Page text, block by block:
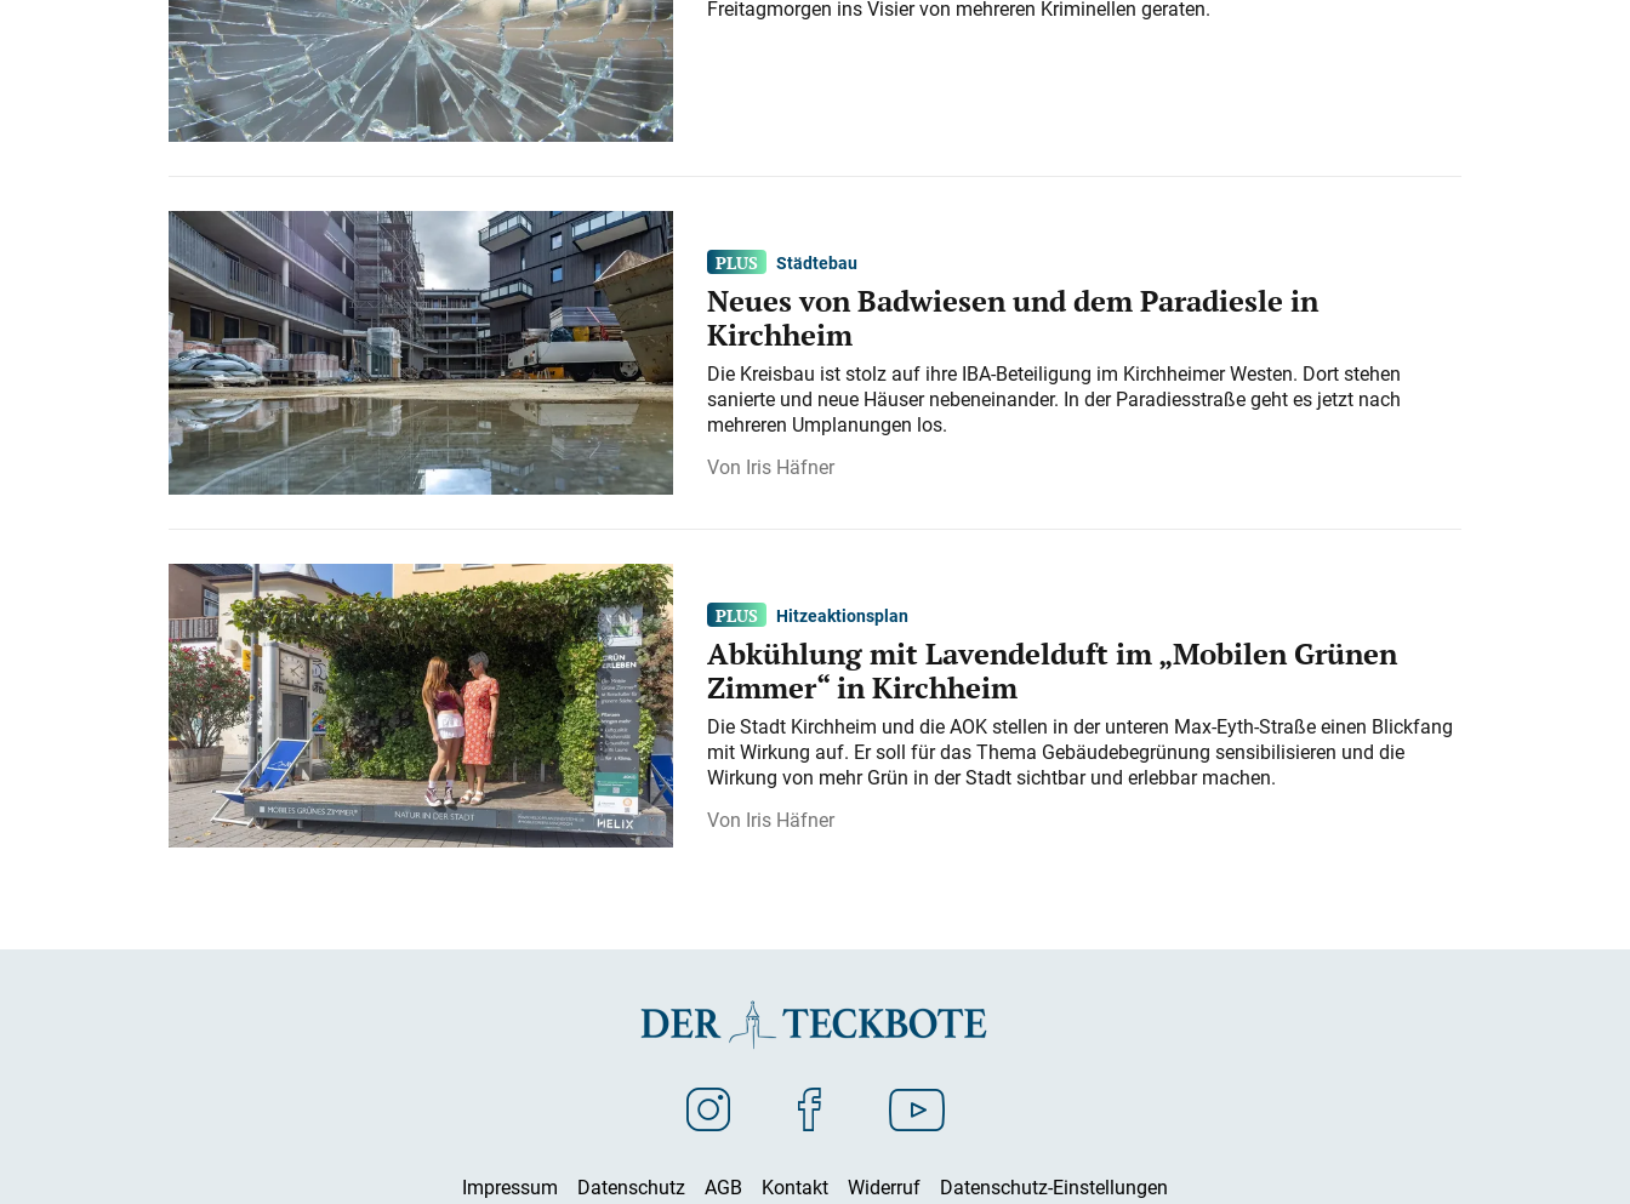
Freitagmorgen ins Visier von mehreren Kriminellen geraten.
Städtebau
Neues von Badwiesen und dem Paradiesle in
Kirchheim
Die Kreisbau ist stolz auf ihre IBA-Beteiligung im Kirchheimer Westen. Dort stehen
sanierte und neue Häuser nebeneinander. In der Paradiesstraße geht es jetzt nach
mehreren Umplanungen los.
Iris Häfner
Hitzeaktionsplan
Abkühlung mit Lavendelduft im „Mobilen Grünen
Zimmer“ in Kirchheim
Die Stadt Kirchheim und die AOK stellen in der unteren Max-Eyth-Straße einen Blickfang
mit Wirkung auf. Er soll für das Thema Gebäudebegrünung sensibilisieren und die
Wirkung von mehr Grün in der Stadt sichtbar und erlebbar machen.
Iris Häfner
Impressum Datenschutz AGB Kontakt Widerruf Datenschutz-Einstellungen